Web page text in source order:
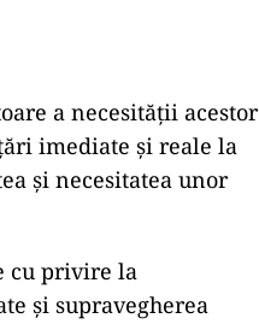
a necesității acestor
imediate și reale la
și necesitatea unor
cu privire la
și supravegherea